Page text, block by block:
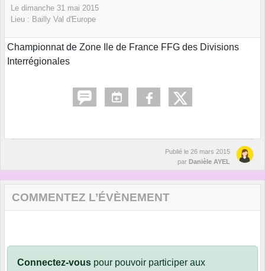
Le dimanche 31 mai 2015
Lieu : Bailly Val d'Europe
Championnat de Zone Ile de France FFG des Divisions
Interrégionales
Publié le 26 mars 2015
par Danièle AYEL
COMMENTEZ L’ÉVÈNEMENT
Connectez-vous pour pouvoir participer aux